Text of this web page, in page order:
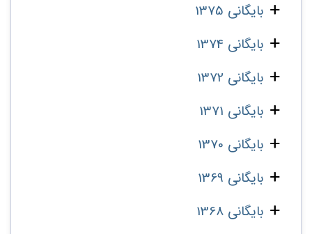
بایگانی 1375
بایگانی 1374
بایگانی 1372
بایگانی 1371
بایگانی 1370
بایگانی 1369
بایگانی 1368